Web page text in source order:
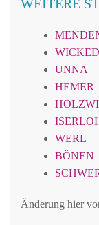
WEITERE
UNNA
HEMER
WERL
BÖNEN
Änderung hier